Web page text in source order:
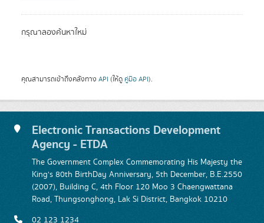
กรุณาลองค้นหาใหม่
คุณสามารถเข้าถึงคลังทาง API (ให้ดู คู่มือ API).
Electronic Transactions Development
Agency - ETDA
The Government Complex Commemorating His Majesty the
King's 80th BirthDay Anniversary, 5th December, B.E.2550
(2007), Building C, 4th Floor 120 Moo 3 Chaengwattana
Road, Thungsonghong, Lak Si District, Bangkok 10210
02 123 1234